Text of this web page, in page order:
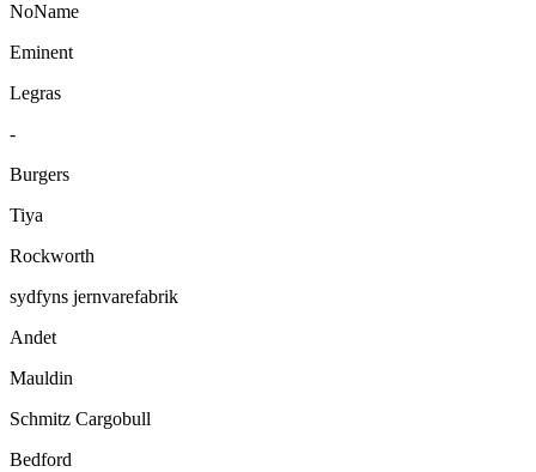
NoName
Eminent
Legras
-
Burgers
Tiya
Rockworth
sydfyns jernvarefabrik
Andet
Mauldin
Schmitz Cargobull
Bedford